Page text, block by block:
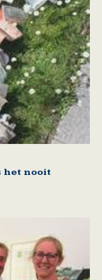
het nooit